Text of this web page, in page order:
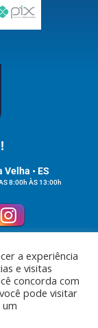
• ES
8:00h ÀS 13:00h
a experiência
e visitas
concorda com
pode visitar